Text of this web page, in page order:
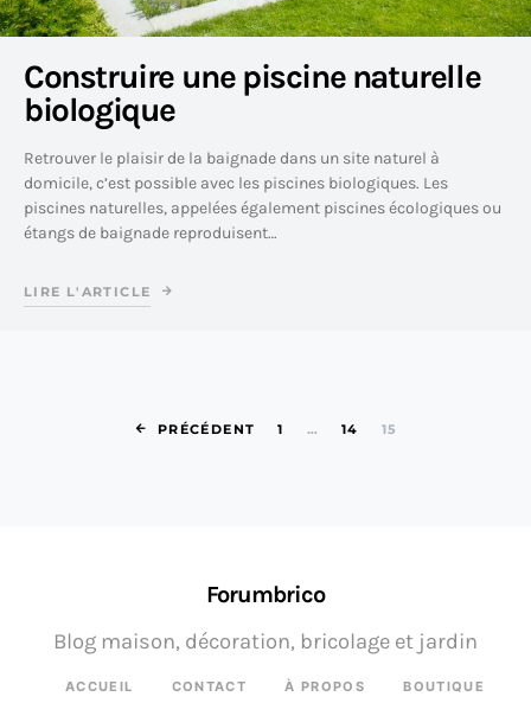
Construire une piscine naturelle
biologique
Retrouver le plaisir de la baignade dans un site naturel à
domicile, c’est possible avec les piscines biologiques. Les
piscines naturelles, appelées également piscines écologiques ou
étangs de baignade reproduisent…
LIRE L'ARTICLE
Pagination
PRÉCÉDENT 1 … 14 15
Forumbrico
ACCUEIL CONTACT À PROPOS BOUTIQUE
Blog maison, décoration, bricolage et jardin